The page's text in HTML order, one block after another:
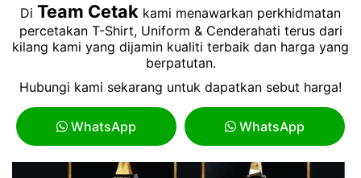
Di Team Cetak kami menawarkan perkhidmatan
percetakan T-Shirt, Uniform & Cenderahati terus dari
kilang kami yang dijamin kualiti terbaik dan harga yang
berpatutan.
Hubungi kami sekarang untuk dapatkan sebut harga!
WhatsApp WhatsApp